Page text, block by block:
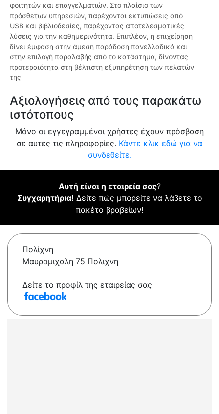
φοιτητών και επαγγελματιών. Στο πλαίσιο των
πρόσθετων υπηρεσιών, παρέχονται εκτυπώσεις από
USB και βιβλιοδεσίες, παρέχοντας αποτελεσματικές
λύσεις για την καθημερινότητα. Επιπλέον, η επιχείρηση
δίνει έμφαση στην άμεση παράδοση πανελλαδικά και
στην επιλογή παραλαβής από το κατάστημα, δίνοντας
προτεραιότητα στη βέλτιστη εξυπηρέτηση των πελατών
της.
Αξιολογήσεις από τους παρακάτω
ιστότοπους
Μόνο οι εγγεγραμμένοι χρήστες έχουν πρόσβαση
σε αυτές τις πληροφορίες. Κάντε κλικ εδώ για να
συνδεθείτε.
Αυτή είναι η εταιρεία σας?
Συγχαρητήρια! Δείτε πώς μπορείτε να λάβετε το
πακέτο βραβείων!
Πολίχνη
Μαυρομιχαλη 75 Πολιχνη
Δείτε το προφίλ της εταιρείας σας